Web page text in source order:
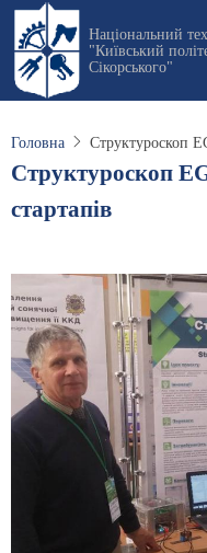
Перейти
основного
вмісту
Національний
"Київський
Сікорського"
Головна Структуроскоп
Структуроскоп
стартапів